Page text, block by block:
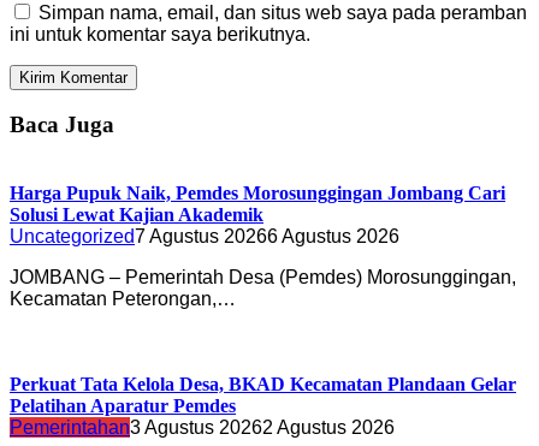
Simpan nama, email, dan situs web saya pada peramban
ini untuk komentar saya berikutnya.
Baca Juga
Harga Pupuk Naik, Pemdes Morosunggingan Jombang Cari
Solusi Lewat Kajian Akademik
Uncategorized7 Agustus 20266 Agustus 2026
JOMBANG – Pemerintah Desa (Pemdes) Morosunggingan,
Kecamatan Peterongan,…
Perkuat Tata Kelola Desa, BKAD Kecamatan Plandaan Gelar
Pelatihan Aparatur Pemdes
Pemerintahan3 Agustus 20262 Agustus 2026